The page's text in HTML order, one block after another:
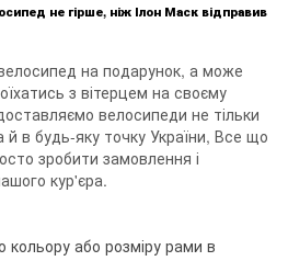
не гірше, ніж Ілон Маск відправив
на подарунок, а може
з вітерцем на своєму
велосипеди не тільки
й в будь-яку точку України, Все що
зробити замовлення і
кур'єра.
кольору або розміру рами в